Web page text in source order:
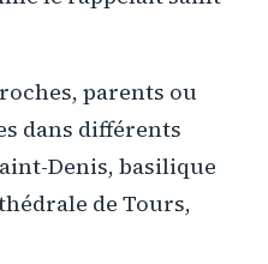
parents ou
dans différents
Denis, basilique
de Tours,